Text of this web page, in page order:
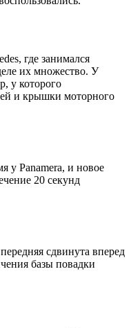
где занимался
их множество. У
у которого
и крышки моторного
у Panamera, и новое
20 секунд
сдвинута вперед
базы повадки